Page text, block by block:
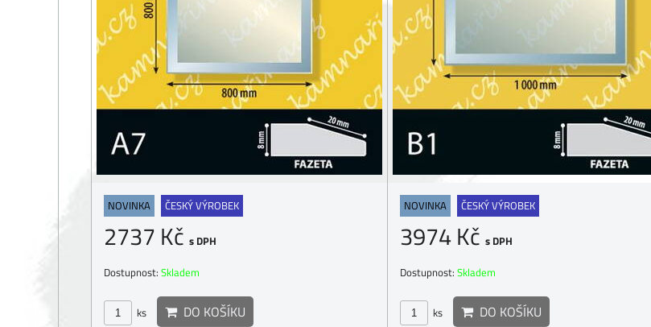
NOVINKA ČESKÝ VÝROBEK
2737 Kč s DPH
Dostupnost: Skladem
ks DO KOŠÍKU
NOVINKA ČESKÝ VÝROBEK
3974 Kč s DPH
Dostupnost: Skladem
ks DO KOŠÍKU